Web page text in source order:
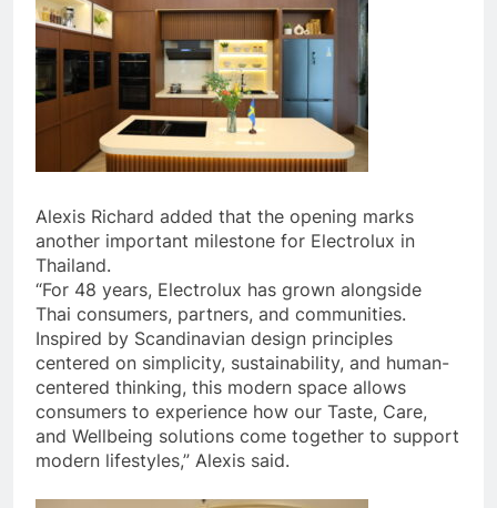
Alexis Richard added that the opening marks
another important milestone for Electrolux in
Thailand.
“For 48 years, Electrolux has grown alongside
Thai consumers, partners, and communities.
Inspired by Scandinavian design principles
centered on simplicity, sustainability, and human-
centered thinking, this modern space allows
consumers to experience how our Taste, Care,
and Wellbeing solutions come together to support
modern lifestyles,” Alexis said.